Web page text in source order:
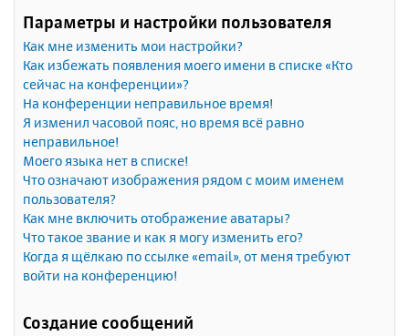
Параметры и настройки пользователя
Как мне изменить мои настройки?
Как избежать появления моего имени в списке «Кто
сейчас на конференции»?
На конференции неправильное время!
Я изменил часовой пояс, но время всё равно
неправильное!
Моего языка нет в списке!
Что означают изображения рядом с моим именем
пользователя?
Как мне включить отображение аватары?
Что такое звание и как я могу изменить его?
Когда я щёлкаю по ссылке «email», от меня требуют
войти на конференцию!
Создание сообщений